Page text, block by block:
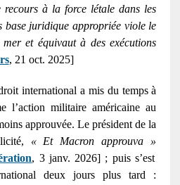
recours à la force létale dans les
base juridique appropriée viole le
et équivaut à des exécutions
, 21 oct. 2025]
international a mis du temps à
l’action militaire américaine au
approuvée. Le président de la
« Et Macron approuva »
, 3 janv. 2026] ; puis s’est
deux jours plus tard :